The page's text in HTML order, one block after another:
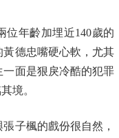
年齡加埋近140歲的
黃德忠嘴硬心軟，尤其
面是狠戾冷酷的犯罪
境。
子楓的戲份很自然，